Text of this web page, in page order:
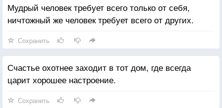
Мудрый человек требует всего только от себя,
ничтожный же человек требует всего от других.
Сохранить
Счастье охотнее заходит в тот дом, где всегда
царит хорошее настроение.
Сохранить